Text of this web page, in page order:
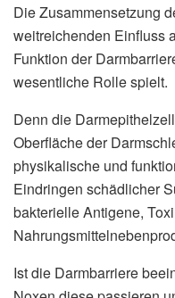
Die Zusammensetzung
weitreichenden Einfluss
Funktion der
wesentliche Rolle spielt.
Denn die
Oberfläche der
physikalische und
Eindringen schädlicher
bakterielle Antigene,
Ist die Darmbarriere